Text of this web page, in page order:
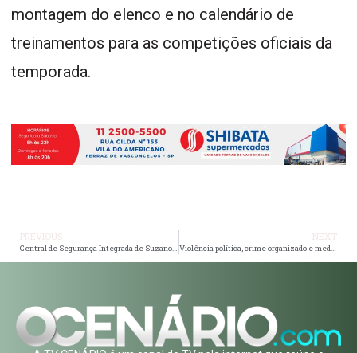
montagem do elenco e no calendário de
treinamentos para as competições oficiais da
temporada.
Central de Segurança Integrada de Suzano ultrapassa 12,8 mil atendimentos em sete anos Violência política, crime organizado e medo constante: insegurança muda rotina de milhões de brasileiros